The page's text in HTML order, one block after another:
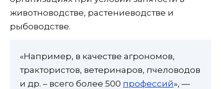
животноводстве, растениеводстве и
рыбоводстве.
«Например, в качестве агрономов,
трактористов, ветеринаров, пчеловодов
и др. – всего более 500 профессий», —